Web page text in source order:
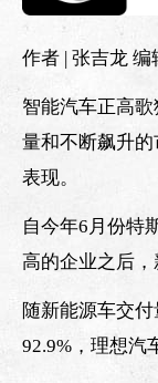
作者 | 张吉龙 编
智能汽车正高
量和不断飙升
表现。
自今年6月份特
高的企业之后，
随新能源车交
92.9%，理想汽